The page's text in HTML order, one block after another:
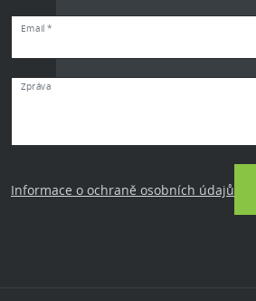
Email *
Zpráva
Informace o ochraně osobních údajů